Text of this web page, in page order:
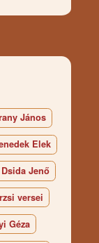
János
Elek
Dsida Jenő
versei
Géza